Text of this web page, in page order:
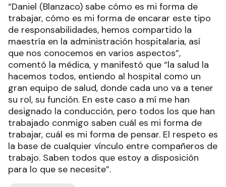
“Daniel (Blanzaco) sabe cómo es mi forma de
trabajar, cómo es mi forma de encarar este tipo
de responsabilidades, hemos compartido la
maestría en la administración hospitalaria, así
que nos conocemos en varios aspectos”,
comentó la médica, y manifestó que “la salud la
hacemos todos, entiendo al hospital como un
gran equipo de salud, donde cada uno va a tener
su rol, su función. En este caso a mí me han
designado la conducción, pero todos los que han
trabajado conmigo saben cuál es mi forma de
trabajar, cuál es mi forma de pensar. El respeto es
la base de cualquier vínculo entre compañeros de
trabajo. Saben todos que estoy a disposición
para lo que se necesite”.